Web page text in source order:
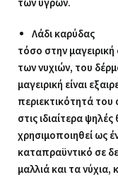
των υγρών.
Λάδι καρύδας
τόσο στην
των νυχιών, του
μαγειρική είναι
περιεκτικότητά του
στις ιδιαίτερα
χρησιμοποιηθεί ως
καταπραϋντικό σε
μαλλιά και τα